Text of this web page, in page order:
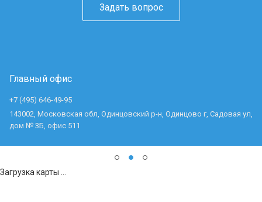
Задать вопрос
Главный офис
+7 (495) 646-49-95
143002, Московская обл, Одинцовский р-н, Одинцово г, Садовая ул,
дом № 3Б, офис 511
Загрузка карты ...